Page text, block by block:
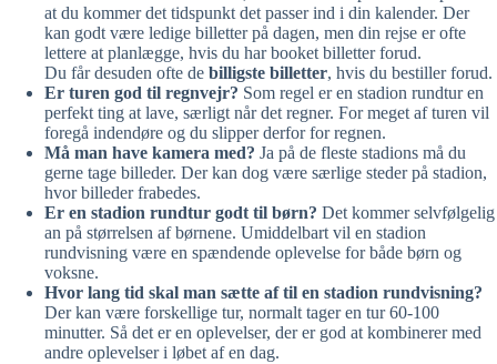
at du kommer det tidspunkt det passer ind i din kalender. Der
kan godt være ledige billetter på dagen, men din rejse er ofte
lettere at planlægge, hvis du har booket billetter forud.
Du får desuden ofte de billigste billetter, hvis du bestiller forud.
Er turen god til regnvejr? Som regel er en stadion rundtur en
perfekt ting at lave, særligt når det regner. For meget af turen vil
foregå indendøre og du slipper derfor for regnen.
Må man have kamera med? Ja på de fleste stadions må du
gerne tage billeder. Der kan dog være særlige steder på stadion,
hvor billeder frabedes.
Er en stadion rundtur godt til børn? Det kommer selvfølgelig
an på størrelsen af børnene. Umiddelbart vil en stadion
rundvisning være en spændende oplevelse for både børn og
voksne.
Hvor lang tid skal man sætte af til en stadion rundvisning?
Der kan være forskellige tur, normalt tager en tur 60-100
minutter. Så det er en oplevelser, der er god at kombinerer med
andre oplevelser i løbet af en dag.